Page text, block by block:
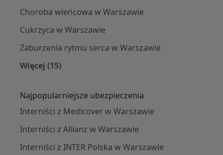
Choroba wieńcowa w Warszawie
Cukrzyca w Warszawie
Zaburzenia rytmu serca w Warszawie
Więcej (15)
Najpopularniejsze ubezpieczenia
Interniści z Medicover w Warszawie
Interniści z Allianz w Warszawie
Interniści z INTER Polska w Warszawie